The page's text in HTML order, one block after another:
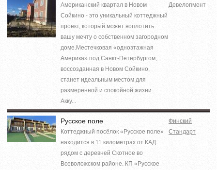
Американский квартал в Новом
Сойкино - это уникальный коттеджный
проект, который может воплотить
вашу мечту о собственном загородном
доме.Местечковая «одноэтажная
Америка» под Санкт-Петербургом,
воссозданная в Новом Сойкино,
станет идеальным местом для
размеренной и спокойной жизни.
Акку...
Девелопмент
Русское поле
Коттеджный посёлок «Русское поле»
находится в 11 километрах от КАД
рядом с деревней Скотное во
Всеволожском районе. КП «Русское
Финский
Стандарт